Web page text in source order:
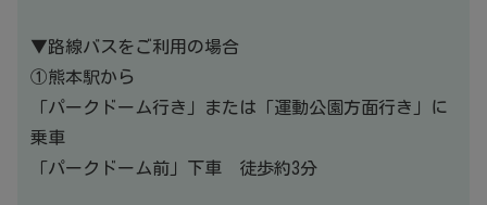
▼路線バスをご利用の場合
①熊本駅から
「パークドーム行き」または「運動公園方面行き」に
乗車
「パークドーム前」下車 徒歩約3分